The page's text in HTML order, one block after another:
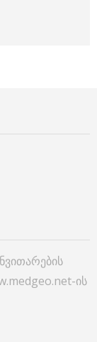
ის